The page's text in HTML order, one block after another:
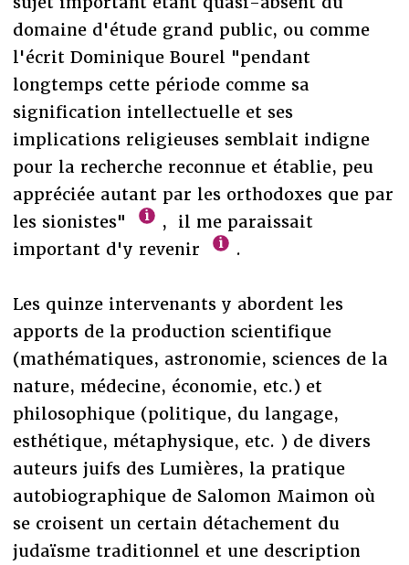
domaine d'étude grand public, ou comme
l'écrit Dominique Bourel "pendant
longtemps cette période comme sa
signification intellectuelle et ses
implications religieuses semblait indigne
pour la recherche reconnue et établie, peu
appréciée autant par les orthodoxes que par
les sionistes"
, il me paraissait
important d'y revenir
.
Les quinze intervenants y abordent les
apports de la production scientifique
(mathématiques, astronomie, sciences de la
nature, médecine, économie, etc.) et
philosophique (politique, du langage,
esthétique, métaphysique, etc. ) de divers
auteurs juifs des Lumières, la pratique
autobiographique de Salomon Maimon où
se croisent un certain détachement du
judaïsme traditionnel et une description